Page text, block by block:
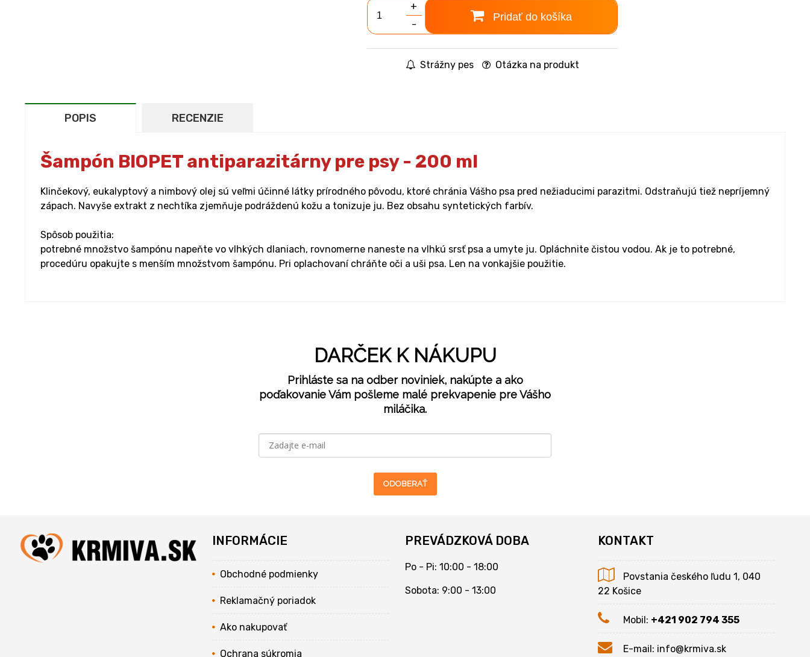
+
-
Pridať do košíka
Strážny pes Otázka na produkt
POPIS RECENZIE
Šampón BIOPET antiparazitárny pre psy - 200 ml
Klinčekový, eukalyptový a nimbový olej sú veľmi účinné látky prírodného pôvodu, ktoré chránia Vášho psa pred nežiaducimi parazitmi. Odstraňujú tiež nepríjemný
zápach. Navyše extrakt z nechtíka zjemňuje podráždenú kožu a tonizuje ju. Bez obsahu syntetických farbív.
Spôsob použitia:
potrebné množstvo šampónu napeňte vo vlhkých dlaniach, rovnomerne naneste na vlhkú srsť psa a umyte ju. Opláchnite čistou vodou. Ak je to potrebné,
procedúru opakujte s menším množstvom šampónu. Pri oplachovaní chráňte oči a uši psa. Len na vonkajšie použitie.
DARČEK K NÁKUPU
Prihláste sa na odber noviniek, nakúpte a ako
poďakovanie Vám pošleme malé prekvapenie pre Vášho
miláčika.
ODOBERAŤ
INFORMÁCIE
Obchodné podmienky
Reklamačný poriadok
Ako nakupovať
Ochrana súkromia
PREVÁDZKOVÁ DOBA
Po - Pi: 10:00 - 18:00
Sobota: 9:00 - 13:00
KONTAKT
Povstania českého ľudu 1, 040
22 Košice
Mobil: +421 902 794 355
E-mail: info@krmiva.sk